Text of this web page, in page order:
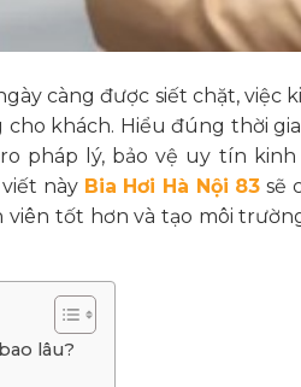
càng được siết chặt, việc
khách. Hiểu đúng thời
pháp lý, bảo vệ uy tín kinh
này Bia Hơi Hà Nội 83 sẽ
tốt hơn và tạo môi
lâu?